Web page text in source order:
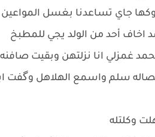
جاي تساعدنا بغسل المواعين
اخاف أحد من الولد يجي للمطبخ
غمزلي انا نزلتهن وبقيت
سلم واسمع الهلاهل وگفت
وكلتله